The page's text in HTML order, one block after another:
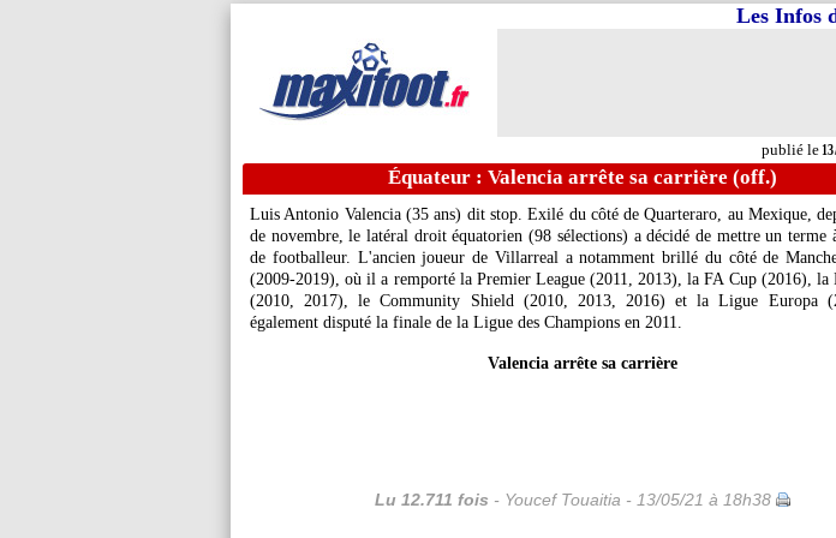
publié le
Les Infos
Équateur : Valencia arrête sa carrière (off.)
Luis Antonio Valencia (35 ans) dit stop. Exilé du côté de Quarteraro, au Mexique,
de novembre, le latéral droit équatorien (98 sélections) a décidé de mettre un terme
de footballeur. L'ancien joueur de Villarreal a notamment brillé du côté de
(2009-2019), où il a remporté la Premier League (2011, 2013), la FA Cup (2016), la
(2010, 2017), le Community Shield (2010, 2013, 2016) et la Ligue Europa
également disputé la finale de la Ligue des Champions en 2011.
Valencia arrête sa carrière
Lu 12.711 fois - Youcef Touaitia - 13/05/21 à 18h38